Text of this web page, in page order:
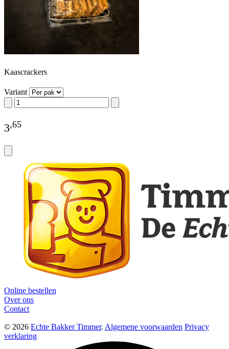
Kaascrackers
Variant
3,65
Online bestellen
Over ons
Contact
© 2026 Echte Bakker Timmer. Algemene voorwaarden Privacy
verklaring